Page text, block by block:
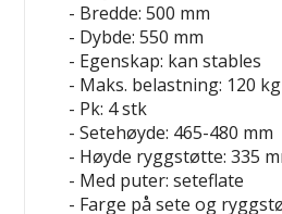
- Bredde: 500 mm
- Dybde: 550 mm
- Egenskap: kan stables
- Maks. belastning: 120 kg
- Pk: 4 stk
- Setehøyde: 465-480 mm
- Høyde ryggstøtte: 335
- Med puter: seteflate
- Farge på sete og